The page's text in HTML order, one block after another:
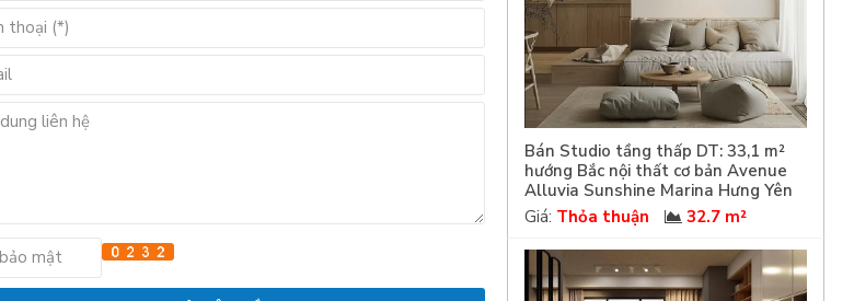
Bán Studio tầng thấp DT: 33,1 m²
hướng Bắc nội thất cơ bản Avenue
Alluvia Sunshine Marina Hưng Yên
Giá: Thỏa thuận 32.7 m²